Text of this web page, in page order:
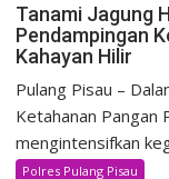
Tanami Jagung
Pendampingan
Kahayan Hilir
Pulang Pisau –
Ketahanan Pangan
mengintensifkan
Polres Pulang Pisau